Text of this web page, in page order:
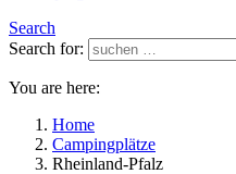
Search
Search for:
You are here:
Home
Campingplätze
Rheinland-Pfalz